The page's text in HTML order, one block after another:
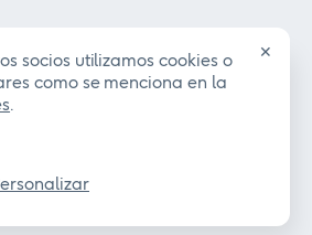
socios utilizamos cookies o
como se menciona en la
.
✕